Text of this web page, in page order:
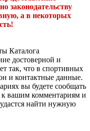
законодательству
а в некоторых
Каталога
достоверной и
так, что в спортивных
и контактные данные.
вы будете сообщать
вашим комментариям и
найти нужную